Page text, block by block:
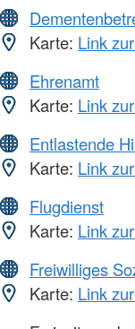
Karte: Link
Ehrenamt
Karte: Link
Entlastende
Karte: Link
Flugdienst
Karte: Link
Freiwilliges
Karte: Link